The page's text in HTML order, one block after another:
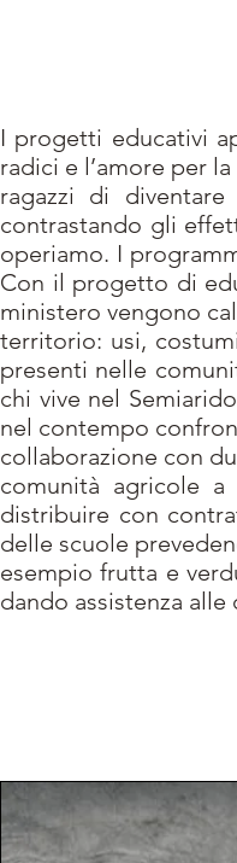
I progetti educativi
radici e l’amore per
ragazzi di
contrastando gli
operiamo. I
Con il progetto di
ministero vengono
territorio: usi,
presenti nelle
chi vive nel
nel contempo
collaborazione con
comunità agricole
distribuire con
delle scuole
esempio frutta e
dando assistenza